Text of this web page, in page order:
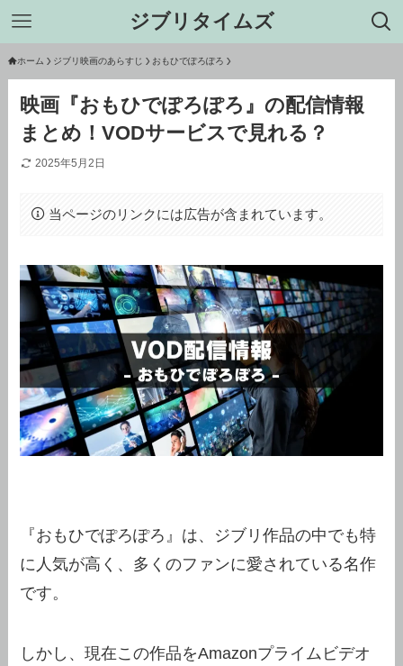
ジブリタイムズ
ホーム ジブリ映画のあらすじ おもひでぽろぽろ
映画『おもひでぽろぽろ』の配信情報
まとめ！VODサービスで見れる？
2025年5月2日
当ページのリンクには広告が含まれています。
『おもひでぽろぽろ』は、ジブリ作品の中でも特
に人気が高く、多くのファンに愛されている名作
です。
しかし、現在この作品をAmazonプライムビデオ